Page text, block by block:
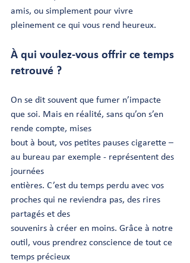
amis, ou simplement pour vivre
pleinement ce qui vous rend heureux.
À qui voulez-vous offrir ce temps
retrouvé ?
On se dit souvent que fumer n’impacte
que soi. Mais en réalité, sans qu’on s’en
rende compte, mises
bout à bout, vos petites pauses cigarette –
au bureau par exemple - représentent des
journées
entières. C’est du temps perdu avec vos
proches qui ne reviendra pas, des rires
partagés et des
souvenirs à créer en moins. Grâce à notre
outil, vous prendrez conscience de tout ce
temps précieux